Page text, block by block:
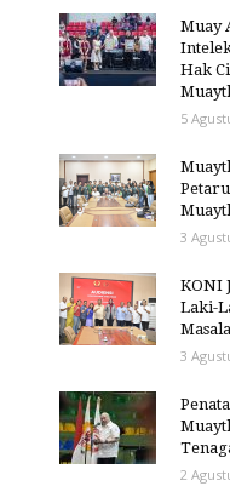
Muay
Hak
5
3
KONI
Laki-
3
2